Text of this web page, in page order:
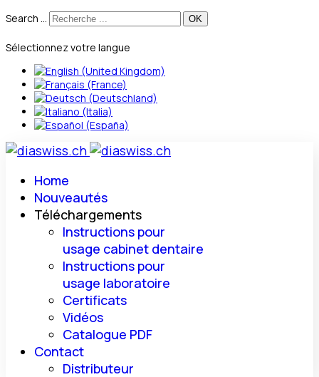
Search ...
Sélectionnez votre langue
Home
Nouveautés
Téléchargements
Instructions pour
usage cabinet dentaire
Instructions pour
usage laboratoire
Certificats
Vidéos
Catalogue PDF
Contact
Distributeur